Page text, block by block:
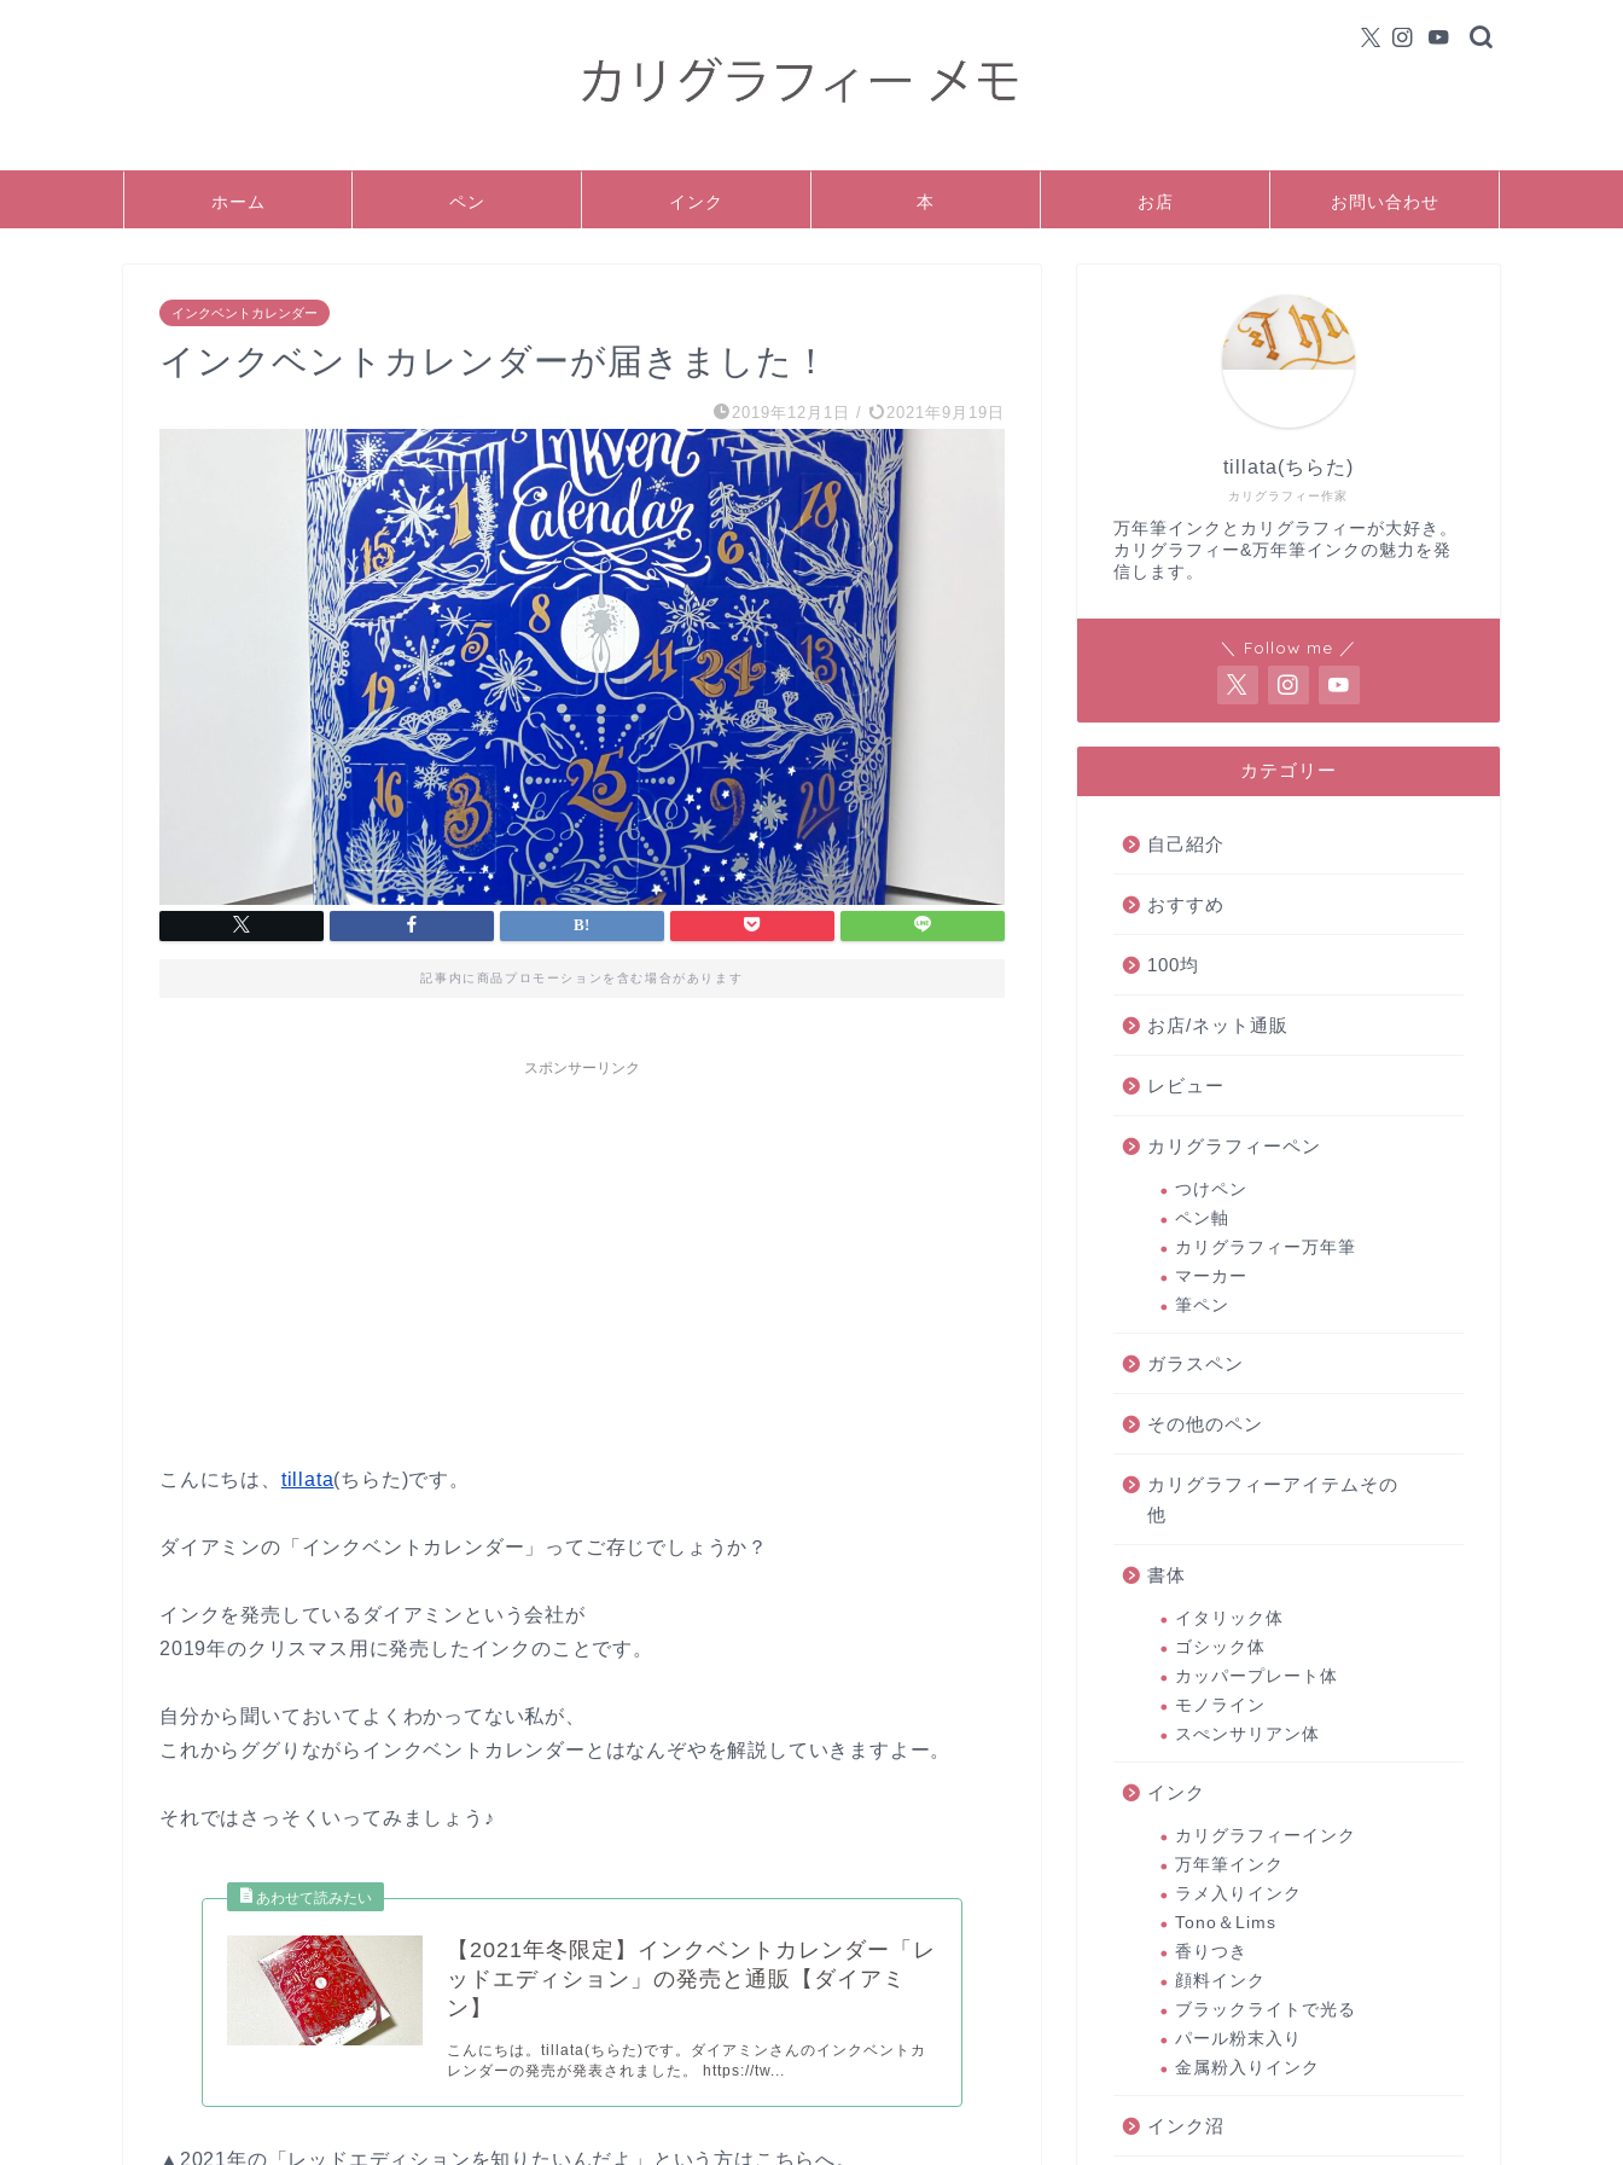
ホーム ペン インク 本 お店 お問い合わせ
インクベントカレンダー
インクベントカレンダーが届きました！
2019年12月1日 / 2021年9月19日
記事内に商品プロモーションを含む場合があります
スポンサーリンク
こんにちは、 tillata(ちらた)です。
ダイアミンの「インクベントカレンダー」ってご存じでしょうか？
インクを発売しているダイアミンという会社が
2019年のクリスマス用に発売したインクのことです。
自分から聞いておいてよくわかってない私が、
これからググりながらインクベントカレンダーとはなんぞやを解説していきますよー。
それではさっそくいってみましょう♪
【2021年冬限定】インクベントカレンダー「レ
ッドエディション」の発売と通販【ダイアミ
ン】
こんにちは。tillata(ちらた)です。ダイアミンさんのインクベントカ
レンダーの発売が発表されました。 https://tw...
▲2021年の「レッドエディションを知りたいんだよ」という方はこちらへ。
カリグラフィー作家
tillata(ちらた)
万年筆インクとカリグラフィーが大好き。
カリグラフィー&万年筆インクの魅力を発
信します。
＼ Follow me ／
カテゴリー
自己紹介
おすすめ
100均
お店/ネット通販
レビュー
カリグラフィーペン
つけペン
ペン軸
カリグラフィー万年筆
マーカー
筆ペン
ガラスペン
その他のペン
カリグラフィーアイテムその
他
書体
イタリック体
ゴシック体
カッパープレート体
モノライン
スぺンサリアン体
インク
カリグラフィーインク
万年筆インク
ラメ入りインク
Tono＆Lims
香りつき
顔料インク
ブラックライトで光る
パール粉末入り
金属粉入りインク
インク沼